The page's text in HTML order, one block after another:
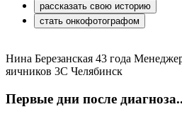
рассказать свою историю
стать онкофотографом
Нина Березанская 43 года
яичников 3С Челябинск
Первые дни после